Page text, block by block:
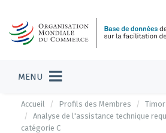
MENU
Accueil Profils des Membres
Analyse de l'assistance technique
catégorie C